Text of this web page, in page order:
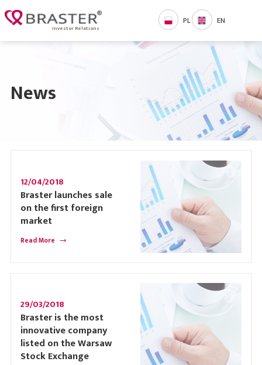
Investor Relations
PL EN
News
12/04/2018
Braster launches sale
on the first foreign
market
Read More
29/03/2018
Braster is the most
innovative company
listed on the Warsaw
Stock Exchange